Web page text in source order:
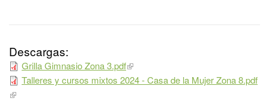
Descargas:
Grilla Gimnasio Zona 3.pdf
Talleres y cursos mixtos 2024 - Casa de la Mujer Zona 8.pdf